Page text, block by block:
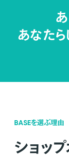
あなたら
BASEを選ぶ理由
ショッ